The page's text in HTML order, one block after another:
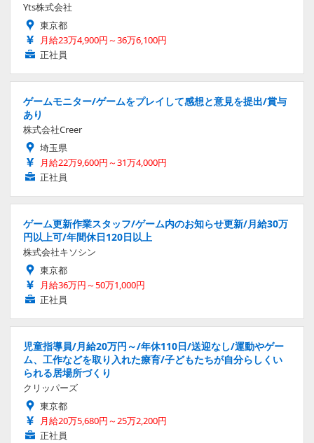
Yts株式会社
東京都
月給23万4,900円～36万6,100円
正社員
ゲームモニター/ゲームをプレイして感想と意見を提出/賞与
あり
株式会社Creer
埼玉県
月給22万9,600円～31万4,000円
正社員
ゲーム更新作業スタッフ/ゲーム内のお知らせ更新/月給30万
円以上可/年間休日120日以上
株式会社キソシン
東京都
月給36万円～50万1,000円
正社員
児童指導員/月給20万円～/年休110日/送迎なし/運動やゲー
ム、工作などを取り入れた療育/子どもたちが自分らしくい
られる居場所づくり
クリッパーズ
東京都
月給20万5,680円～25万2,200円
正社員